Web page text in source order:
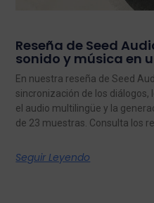
Reseña de Seed
sonido y música en
En nuestra reseña de Seed
sincronización de los diálogos,
el audio multilingüe y la
de 23 muestras. Consulta los
Seguir Leyendo